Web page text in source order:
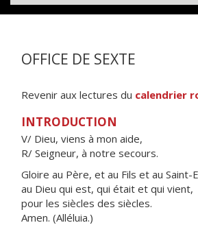
OFFICE DE SEXTE
Revenir aux lectures du calendrier
INTRODUCTION
V/ Dieu, viens à mon aide,
R/ Seigneur, à notre secours.
Gloire au Père, et au Fils et au Saint-
au Dieu qui est, qui était et qui vient,
pour les siècles des siècles.
Amen. (Alléluia.)